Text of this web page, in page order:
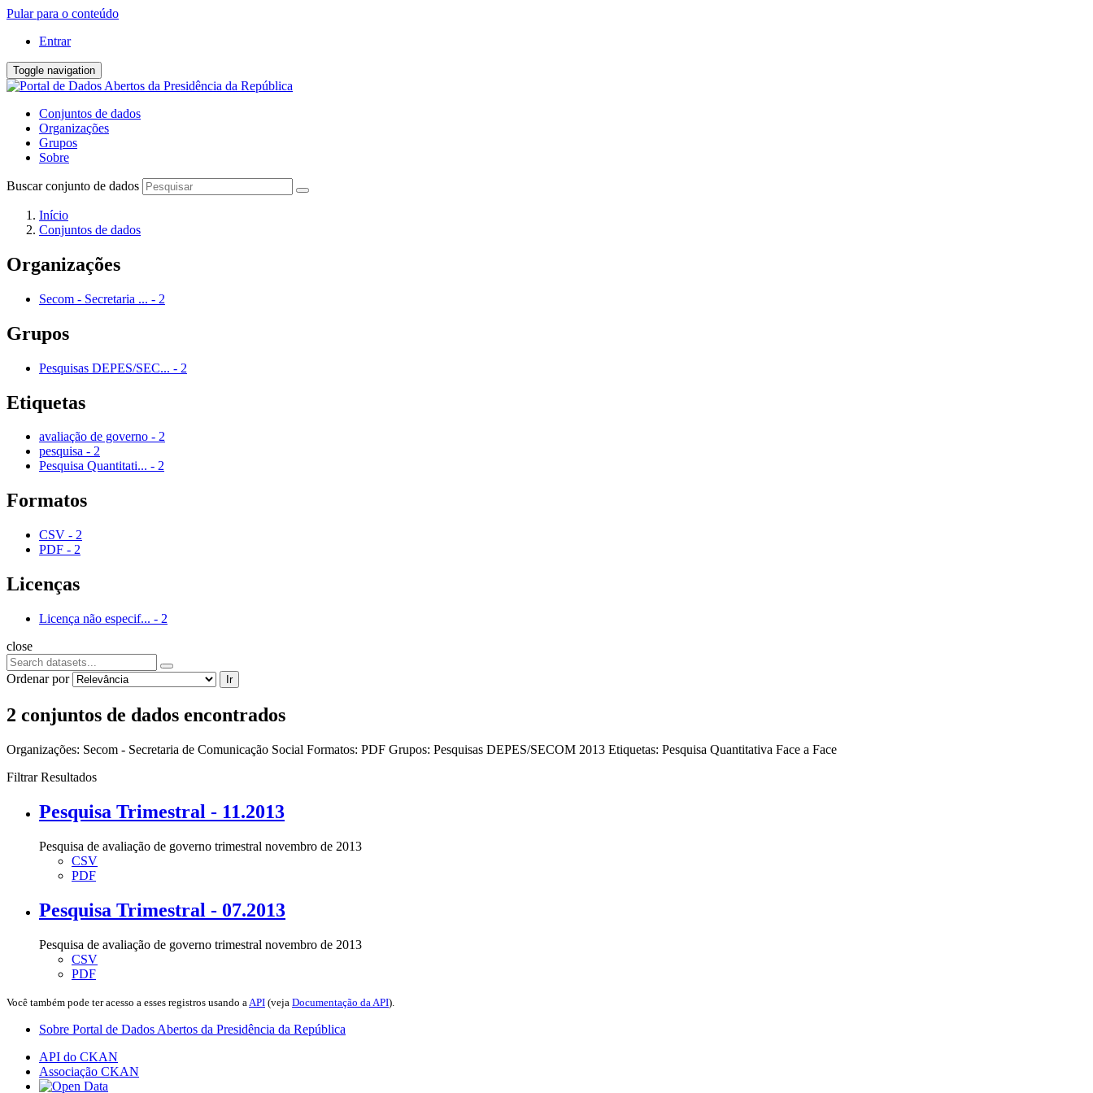
Pular para o conteúdo
Entrar
Toggle navigation
Conjuntos de dados
Organizações
Grupos
Sobre
Buscar conjunto de dados
Início
Conjuntos de dados
Organizações
Secom - Secretaria ... - 2
Grupos
Pesquisas DEPES/SEC... - 2
Etiquetas
avaliação de governo - 2
pesquisa - 2
Pesquisa Quantitati... - 2
Formatos
CSV - 2
PDF - 2
Licenças
Licença não especif... - 2
close
Ordenar por Ir
2 conjuntos de dados encontrados
Organizações: Secom - Secretaria de Comunicação Social Formatos: PDF Grupos: Pesquisas DEPES/SECOM 2013 Etiquetas: Pesquisa Quantitativa Face a Face
Filtrar Resultados
Pesquisa Trimestral - 11.2013
Pesquisa de avaliação de governo trimestral novembro de 2013
CSV
PDF
Pesquisa Trimestral - 07.2013
Pesquisa de avaliação de governo trimestral novembro de 2013
CSV
PDF
Você também pode ter acesso a esses registros usando a API (veja Documentação da API).
Sobre Portal de Dados Abertos da Presidência da República
API do CKAN
Associação CKAN